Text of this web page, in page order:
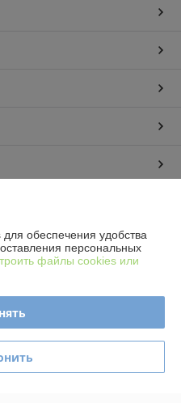
обеспечения удобства
персональных
файлы cookies или